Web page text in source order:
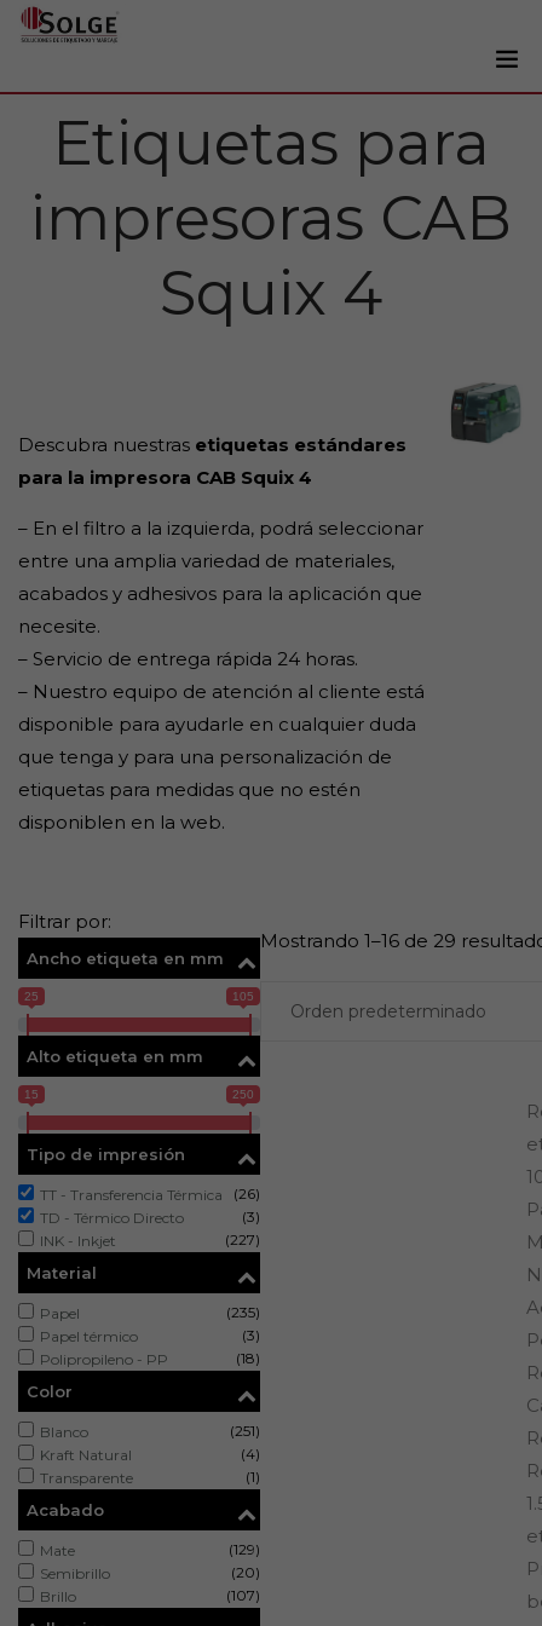
Soluciones
Impresoras
Etiquetadoras
+34 93 241 22 21
Etiquetas para
impresoras CAB
Squix 4
Descubra nuestras etiquetas estándares
para la impresora CAB Squix 4
– En el filtro a la izquierda, podrá seleccionar
entre una amplia variedad de materiales,
acabados y adhesivos para la aplicación que
necesite.
– Servicio de entrega rápida 24 horas.
– Nuestro equipo de atención al cliente está
disponible para ayudarle en cualquier duda
que tenga y para una personalización de
etiquetas para medidas que no estén
disponiblen en la web.
Filtrar por:
Ancho etiqueta en mm
25 105
Alto etiqueta en mm
15 250
Tipo de impresión
TT - Transferencia Térmica
(26)
TD - Térmico Directo
(3)
INK - Inkjet
(227)
Material
Papel
(235)
Papel térmico
(3)
Polipropileno - PP
(18)
Color
Blanco
(251)
Kraft Natural
(4)
Transparente
(1)
Acabado
Mate
(129)
Semibrillo
(20)
Brillo
(107)
Mostrando 1–16 de 29